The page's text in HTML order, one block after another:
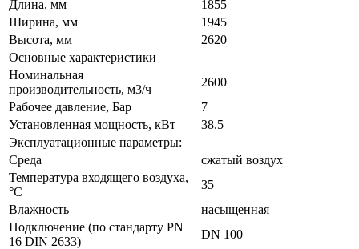
Длина, мм
1855
Ширина, мм
1945
Высота, мм
2620
Основные характеристики
Номинальная
производительность, м3/ч
2600
Рабочее давление, Бар
7
Установленная мощность, кВт
38.5
Эксплуатационные параметры:
Среда
сжатый воздух
Температура входящего воздуха,
°C
35
Влажность
насыщенная
Подключение (по стандарту PN
16 DIN 2633)
DN 100